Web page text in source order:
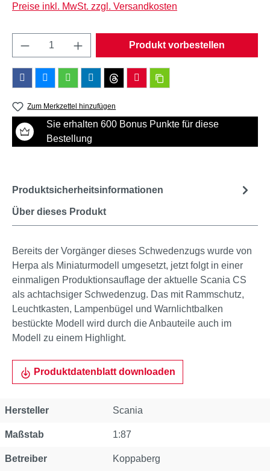
Preise inkl. MwSt. zzgl. Versandkosten
Produkt Anzahl: Gib den gewünschten
Produkt vorbestellen
Zum Merkzettel hinzufügen
Sie erhalten 600 Bonus Punkte für diese
Bestellung
Über dieses Produkt
Produktsicherheitsinformationen
Bereits der Vorgänger dieses Schwedenzugs wurde von
Herpa als Miniaturmodell umgesetzt, jetzt folgt in einer
einmaligen Produktionsauflage der aktuelle Scania CS
als achtachsiger Schwedenzug. Das mit Rammschutz,
Leuchtkasten, Lampenbügel und Warnlichtbalken
bestückte Modell wird durch die Anbauteile auch im
Modell zu einem Highlight.
Produktdatenblatt downloaden
Eigenschaft
Hersteller Scania
Maßstab 1:87
Betreiber Koppaberg